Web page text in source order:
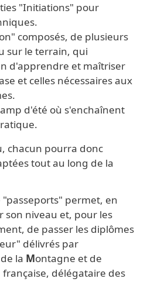
"Initiations" pour
composés, de plusieurs
sur le terrain, qui
d'apprendre et maîtriser
et celles nécessaires aux
d'été où s'enchaînent
chacun pourra donc
tout au long de la
permet, en
son niveau et, pour les
de passer les diplômes
délivrés par
la Montagne et de
délégataire des